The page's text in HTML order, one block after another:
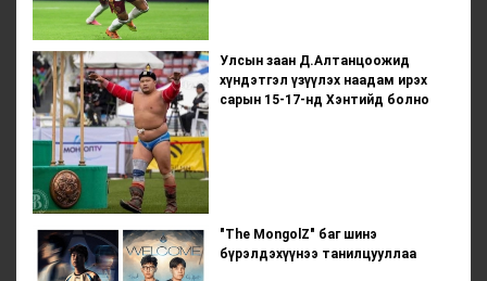
Улсын заан Д.Алтанцоожид
хүндэтгэл үзүүлэх наадам ирэх
сарын 15-17-нд Хэнтийд болно
"The MongolZ" баг шинэ
бүрэлдэхүүнээ танилцууллаа